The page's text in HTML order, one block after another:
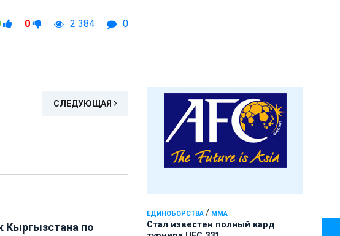
ЕДИНОБОРСТВА / ММА
Стал известен полный кард
0 2 384 0
СЛЕДУЮЩАЯ
Кыргызстана по